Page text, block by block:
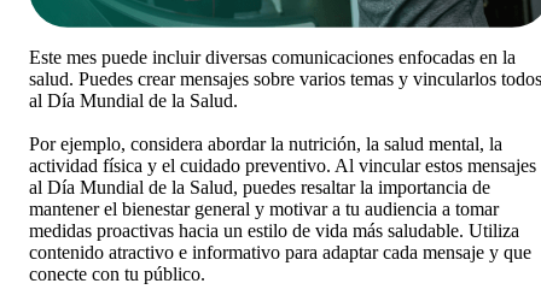
Este mes puede incluir diversas comunicaciones enfocadas en la
salud. Puedes crear mensajes sobre varios temas y vincularlos todos
al Día Mundial de la Salud.
Por ejemplo, considera abordar la nutrición, la salud mental, la
actividad física y el cuidado preventivo. Al vincular estos mensajes
al Día Mundial de la Salud, puedes resaltar la importancia de
mantener el bienestar general y motivar a tu audiencia a tomar
medidas proactivas hacia un estilo de vida más saludable. Utiliza
contenido atractivo e informativo para adaptar cada mensaje y que
conecte con tu público.